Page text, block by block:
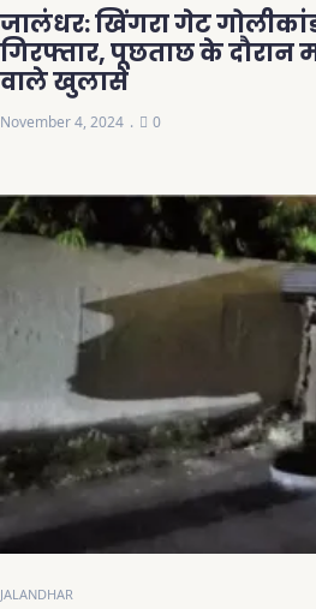
जालंधर: खिंगरा गेट
गिरफ्तार, पूछताछ के दौरान
वाले खुलासे
November 4, 2024 0
JALANDHAR